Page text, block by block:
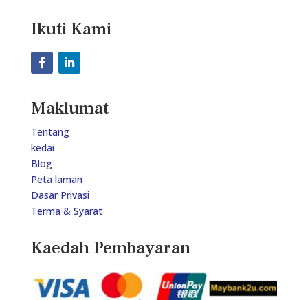
Ikuti Kami
Maklumat
Tentang
kedai
Blog
Peta laman
Dasar Privasi
Terma & Syarat
Kaedah Pembayaran